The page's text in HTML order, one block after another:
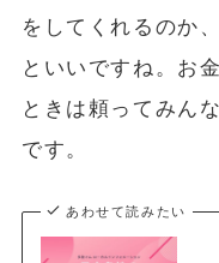
をしてくれるのか
といいですね。お
ときは頼ってみん
です。
あわせて読みたい